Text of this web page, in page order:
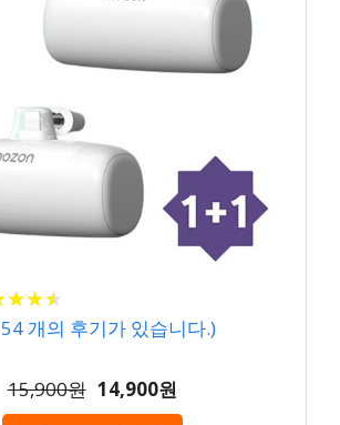
★★★
★★★
개의 후기가 있습니다.)
15,900원 14,900원